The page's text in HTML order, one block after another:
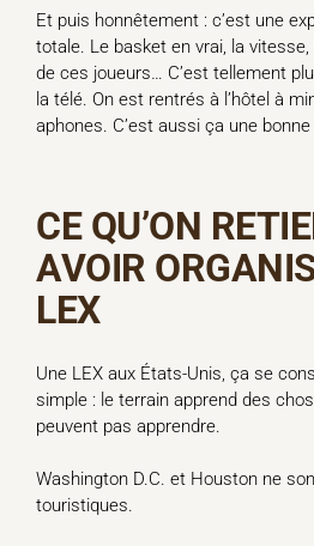
Et puis honnêtement : c’est une
totale. Le basket en vrai, la
de ces joueurs… C’est tellement
la télé. On est rentrés à l’hôtel à
aphones. C’est aussi ça une bonne
CE QU’ON
AVOIR
LEX
Une LEX aux États-Unis, ça se
simple : le terrain apprend des
peuvent pas apprendre.
Washington D.C. et Houston ne
touristiques.